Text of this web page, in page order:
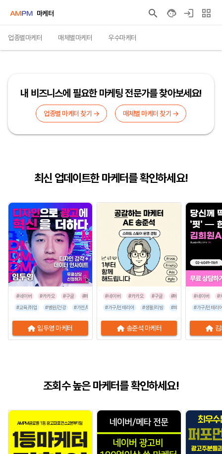
마케터
업종별마케터 매체별마케터 우수마케터
내 비즈니스에 필요한 마케팅 전문가를 찾아보세요!
업종별 마케터 찾기 → 매체별 마케터 찾기 →
최신 업데이트한 마케터를 확인하세요!
#네이버 #카카오 #구글 #페이스북
#인스타그램
#교육/취업
#병원/건강 #가전/디지털 #뷰티/미용 #스타트업 #식품/음료 #유통/쇼핑몰
임두영 마케터
#네이버 #카카오 #구글 #페이스북
#인스타그램
#가구/인테리어
#생활/리빙 #패션/잡화 #유통/쇼핑
송준석 마케터
#네이버
#
#가구/인테리
조회수 높은 마케터를 확인하세요!